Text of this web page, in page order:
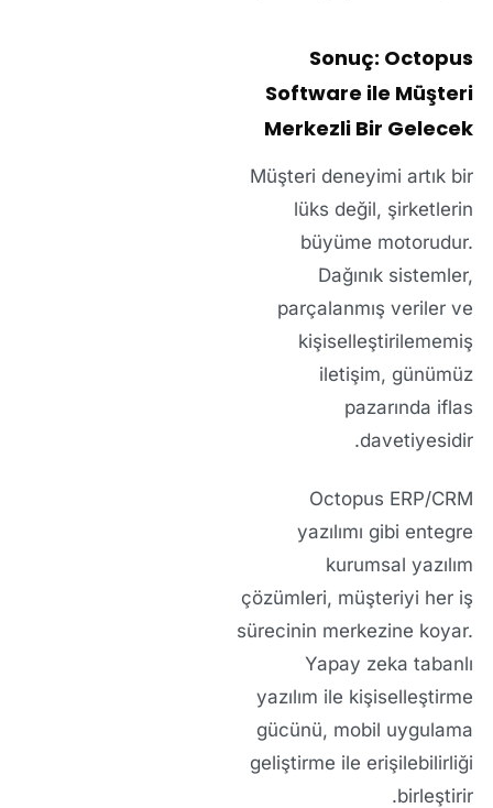
Sonuç: Octopus
Software ile Müşteri
Merkezli Bir Gelecek
Müşteri deneyimi artık bir
lüks değil, şirketlerin
büyüme motorudur.
Dağınık sistemler,
parçalanmış veriler ve
kişiselleştirilememiş
iletişim, günümüz
pazarında iflas
davetiyesidir.
Octopus ERP/CRM
yazılımı gibi entegre
kurumsal yazılım
çözümleri, müşteriyi her iş
sürecinin merkezine koyar.
Yapay zeka tabanlı
yazılım ile kişiselleştirme
gücünü, mobil uygulama
geliştirme ile erişilebilirliği
birleştirir.